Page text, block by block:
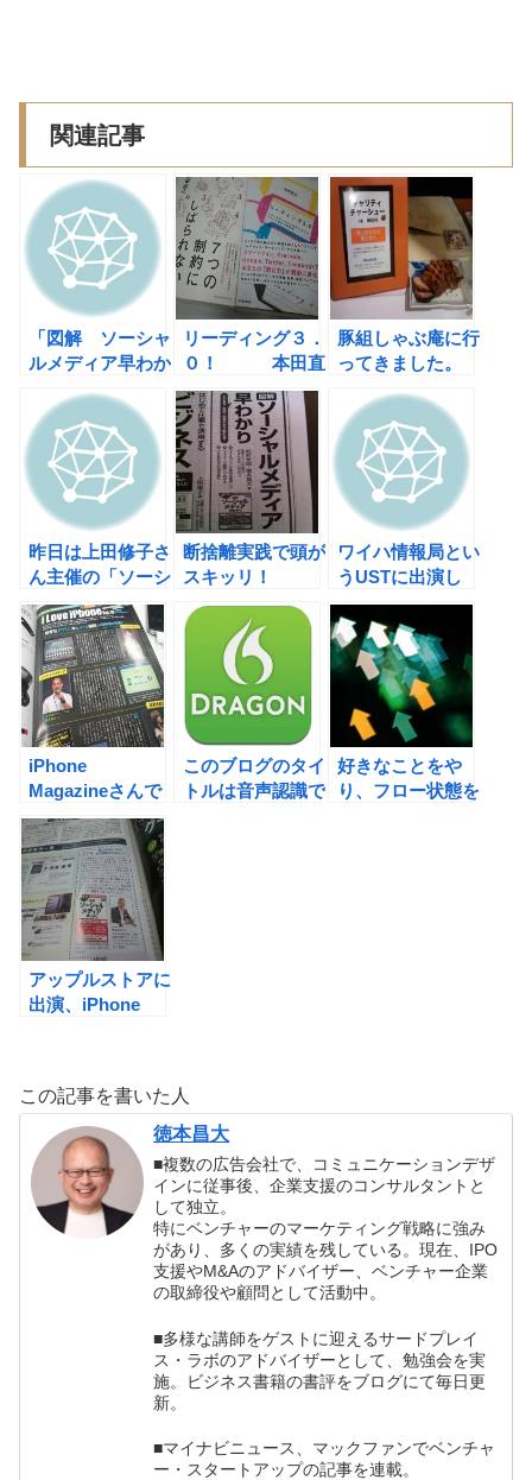
関連記事
「図解 ソーシャ
ルメディア早わか
Looops.TV出演
リーディング３．
０！ 本田直
之さんと私の共通
の共通の先生。
豚組しゃぶ庵に行
ってきました。
昨日は上田修子さ
ん主催の「ソーシ
ャルメディア本著
者・担当編集者オ
フ会」にお邪魔し
た。
断捨離実践で頭が
スキッリ！
ワイハ情報局とい
うUSTに出演し
て、旅行業のソー
シャル化に気付き
ました。
iPhone
Magazineさんで
取り上げていただ
きました。
このブログのタイ
トルは音声認識で
好きなことをや
り、フロー状態を
アップルストアに
出演、iPhone
この記事を書いた人
徳本昌大
■複数の広告会社で、コミュニケーションデザ
インに従事後、企業支援のコンサルタントと
して独立。
特にベンチャーのマーケティング戦略に強み
があり、多くの実績を残している。現在、IPO
支援やM&Aのアドバイザー、ベンチャー企業
の取締役や顧問として活動中。
■多様な講師をゲストに迎えるサードプレイ
ス・ラボのアドバイザーとして、勉強会を実
施。ビジネス書籍の書評をブログにて毎日更
新。
■マイナビニュース、マックファンでベンチャ
ー・スタートアップの記事を連載。